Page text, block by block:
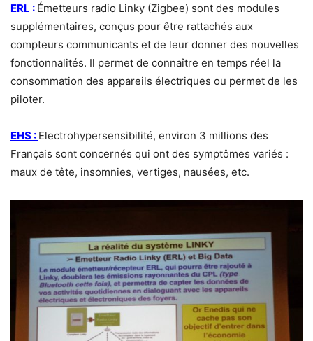
ERL : Émetteurs radio Linky (Zigbee) sont des modules
supplémentaires, conçus pour être rattachés aux
compteurs communicants et de leur donner des nouvelles
fonctionnalités. Il permet de connaître en temps réel la
consommation des appareils électriques ou permet de les
piloter.
EHS : Electrohypersensibilité, environ 3 millions des
Français sont concernés qui ont des symptômes variés :
maux de tête, insomnies, vertiges, nausées, etc.